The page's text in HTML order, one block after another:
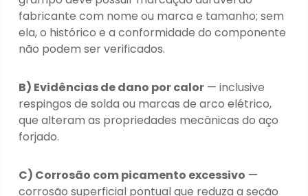
fabricante com nome ou marca e tamanho; sem
ela, o histórico e a conformidade do componente
não podem ser verificados.
B) Evidências de dano por calor — inclusive
respingos de solda ou marcas de arco elétrico,
que alteram as propriedades mecânicas do aço
forjado.
C) Corrosão com picamento excessivo —
corrosão superficial pontual que reduza a seção